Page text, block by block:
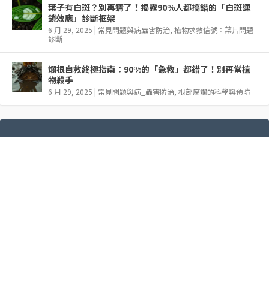
葉子有白斑？別再猜了！揭露90%人都搞錯的「白斑連
鎖效應」診斷框架
6 月 29, 2025 | 常見問題與病蟲害防治, 植物求救信號：葉片問題
診斷
爛根自救終極指南：90%的「急救」都錯了！別再當植
物殺手
6 月 29, 2025 | 常見問題與病_蟲害防治, 根部腐爛的科學與預防